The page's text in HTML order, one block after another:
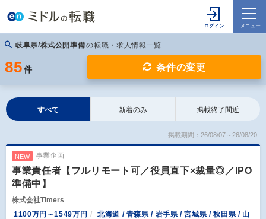
岐阜県/株式公開準備の転職・求人情報一覧
85 件 条件の変更
すべて 新着のみ 掲載終了間近
掲載期間：26/08/07～26/08/20
NEW 事業企画
事業責任者【フルリモート可／役員直下×裁量◎／IPO
準備中】
株式会社Timers
1100万円～1549万円
北海道 / 青森県 / 岩手県 / 宮城県 / 秋田県 / 山